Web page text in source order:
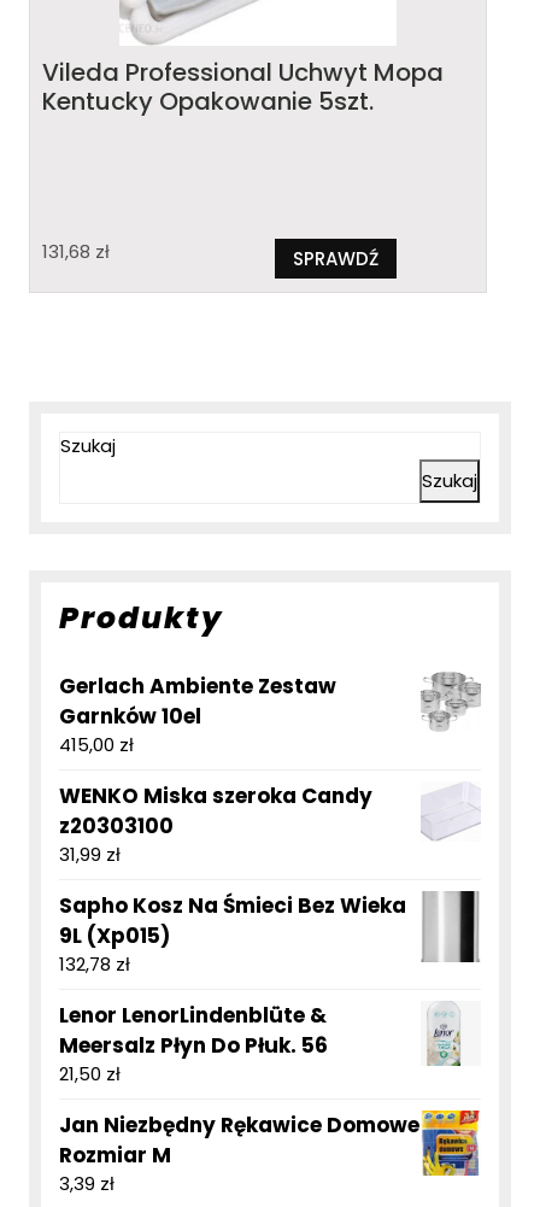
Vileda Professional Uchwyt Mopa
Kentucky Opakowanie 5szt.
131,68 zł SPRAWDŹ
Szukaj
Szukaj
Produkty
Gerlach Ambiente Zestaw
Garnków 10el
415,00 zł
WENKO Miska szeroka Candy
z20303100
31,99 zł
Sapho Kosz Na Śmieci Bez Wieka
9L (Xp015)
132,78 zł
Lenor LenorLindenblüte &
Meersalz Płyn Do Płuk. 56
21,50 zł
Jan Niezbędny Rękawice Domowe
Rozmiar M
3,39 zł